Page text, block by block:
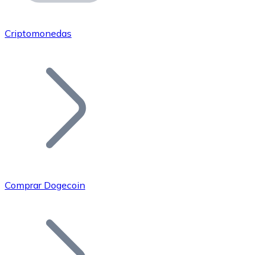
Únete a nuestra red de distribuidores.
Añade tu proyecto a nuestro ecosistema.
Bitcoin
Criptomonedas
Comprar Dogecoin